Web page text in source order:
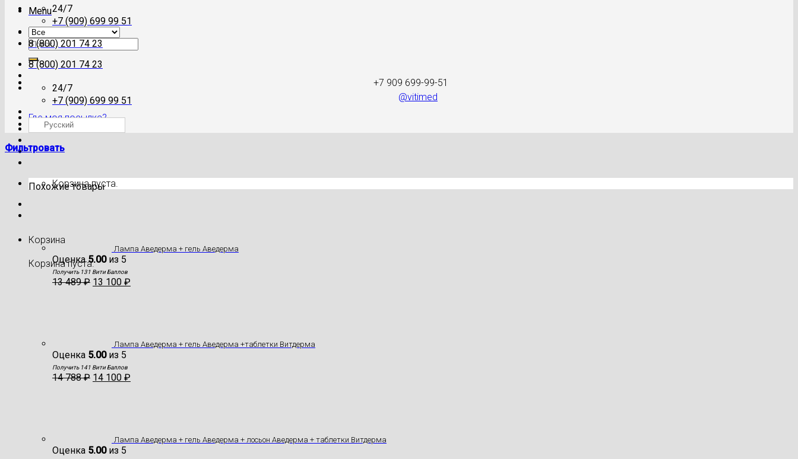
Menu
Искать:
+7 909 699-99-51
@vitimed
Где моя посылка?
Корзина пуста.
Корзина
Корзина пуста.
24/7
+7 (909) 699 99 51
8 (800) 201 74 23
8 (800) 201 74 23
24/7
+7 (909) 699 99 51
Русский
Фильтровать
Похожие товары
Лампа Аведерма + гель Аведерма
Оценка5.00из 5
Получить 131 Вити Баллов
13 489₽ 13 100 ₽
Лампа Аведерма + гель Аведерма +таблетки Витдерма
Оценка 5.00из 5
Получить 141 Вити Баллов
14 788₽ 14 100 ₽
Лампа Аведерма + гель Аведерма + лосьон Аведерма + таблетки Витдерма
Оценка 5.00из 5